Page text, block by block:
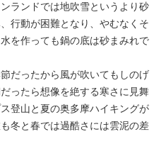
ランドでは地吹雪というより砂
行動が困難となり、やむなくそ
を作っても鍋の底は砂まみれで
だったから風が吹いてもしのげ
ったら想像を絶する寒さに見舞
登山と夏の奥多摩ハイキングが
冬と春では過酷さには雲泥の差